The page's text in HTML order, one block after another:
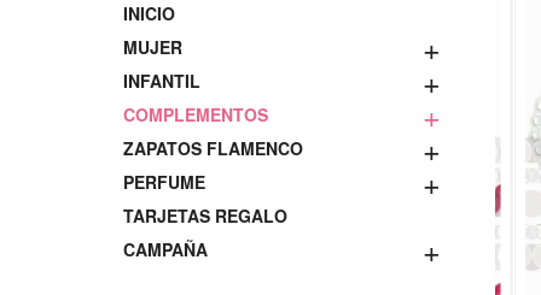
INICIO
+
MUJER
+
INFANTIL
+
COMPLEMENTOS
+
ZAPATOS FLAMENCO
+
PERFUME
TARJETAS REGALO
+
CAMPAÑA